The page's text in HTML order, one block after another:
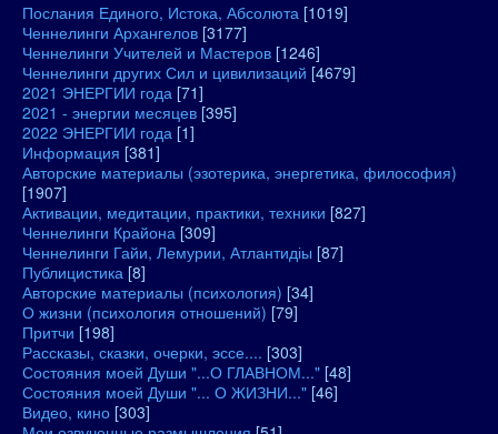
Послания Единого, Истока, Абсолюта [1019]
Ченнелинги Архангелов [3177]
Ченнелинги Учителей и Мастеров [1246]
Ченнелинги других Сил и цивилизаций [4679]
2021 ЭНЕРГИИ года [71]
2021 - энергии месяцев [395]
2022 ЭНЕРГИИ года [1]
Информация [381]
Авторские материалы (эзотерика, энергетика, философия)
[1907]
Активации, медитации, практики, техники [827]
Ченнелинги Крайона [309]
Ченнелинги Гайи, Лемурии, Атлантидіы [87]
Публицистика [8]
Авторские материалы (психология) [34]
О жизни (психология отношений) [79]
Притчи [198]
Рассказы, сказки, очерки, эссе.... [303]
Состояния моей Души "...О ГЛАВНОМ..." [48]
Состояния моей Души "... О ЖИЗНИ..." [46]
Видео, кино [303]